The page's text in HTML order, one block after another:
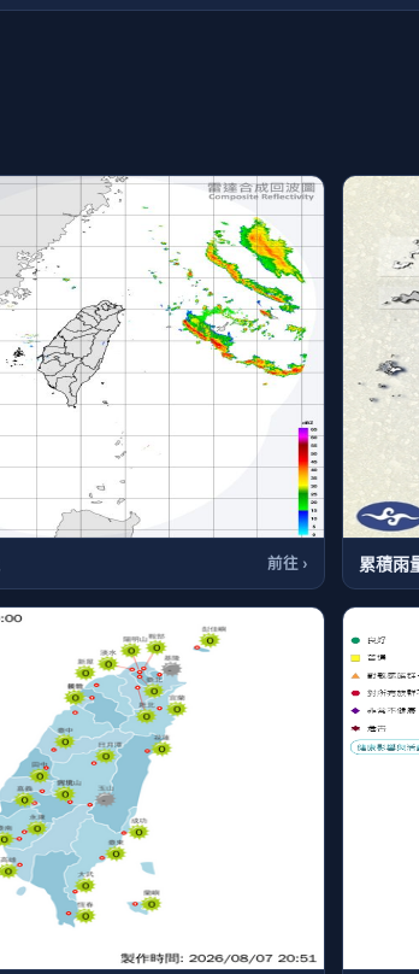
前往 › 累積雨